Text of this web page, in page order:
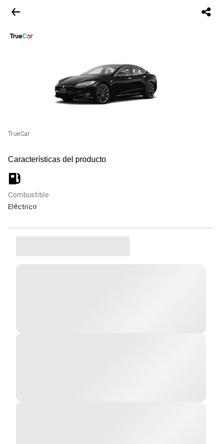
TrueCar
Características del producto
Combustible
Eléctrico